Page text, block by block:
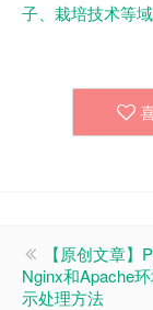
子、栽培技术等
【原创文章】
Nginx和Apache
示处理方法